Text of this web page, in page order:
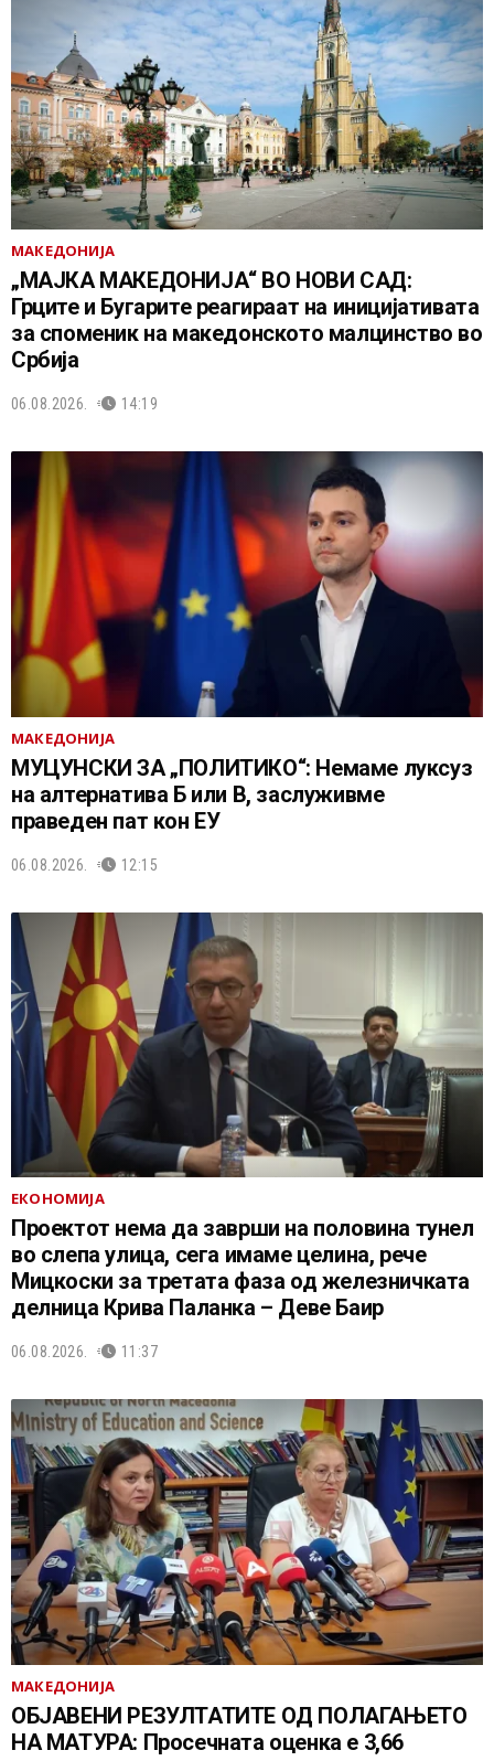
МАКЕДОНИЈА
„МАЈКА МАКЕДОНИЈА“ ВО НОВИ САД:
Грците и Бугарите реагираат на иницијативата
за споменик на македонското малцинство во
Србија
06.08.2026. 14:19
МАКЕДОНИЈА
МУЦУНСКИ ЗА „ПОЛИТИКО“: Немаме луксуз
на алтернатива Б или В, заслуживме
праведен пат кон ЕУ
06.08.2026. 12:15
ЕКОНОМИЈА
Проектот нема да заврши на половина тунел
во слепа улица, сега имаме целина, рече
Мицкоски за третата фаза од железничката
делница Крива Паланка – Деве Баир
06.08.2026. 11:37
МАКЕДОНИЈА
ОБЈАВЕНИ РЕЗУЛТАТИТЕ ОД ПОЛАГАЊЕТО
НА МАТУРА: Просечната оценка е 3,66